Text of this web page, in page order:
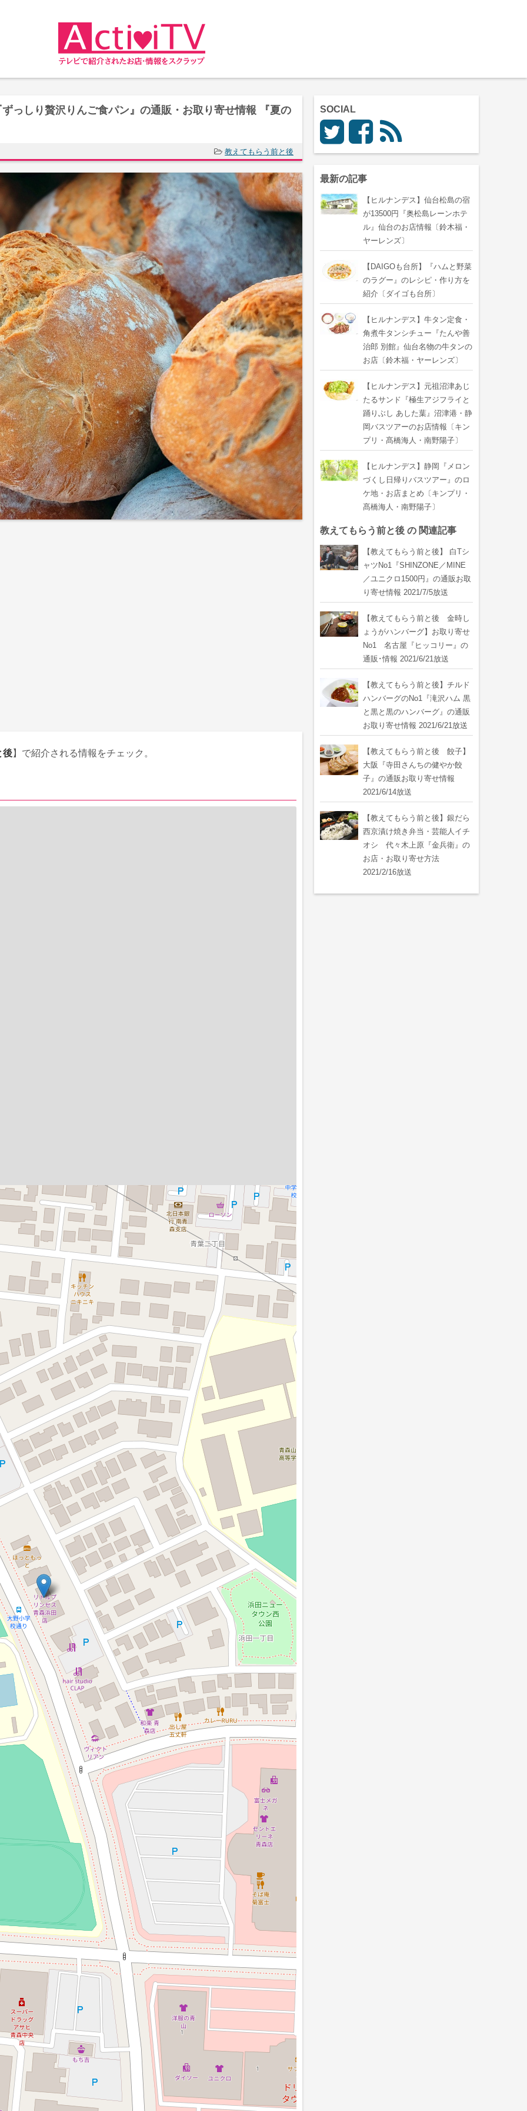
っしり贅沢りんご食パン』の通販・お取り寄せ情報 『夏の
教えてもらう前と後
後】で紹介される情報をチェック。
SOCIAL
最新の記事
【ヒルナンデス】仙台松島の宿
が13500円『奥松島レーンホテ
ル』仙台のお店情報〔鈴木福・
ヤーレンズ〕
【DAIGOも台所】『ハムと野菜
のラグー』のレシピ・作り方を
紹介〔ダイゴも台所〕
【ヒルナンデス】牛タン定食・
角煮牛タンシチュー『たんや善
治郎 別館』仙台名物の牛タンの
お店〔鈴木福・ヤーレンズ〕
【ヒルナンデス】元祖沼津あじ
たるサンド『極生アジフライと
踊りぶし あした葉』沼津港・静
岡バスツアーのお店情報〔キン
プリ・髙橋海人・南野陽子〕
【ヒルナンデス】静岡『メロン
づくし日帰りバスツアー』のロ
ケ地・お店まとめ〔キンプリ・
髙橋海人・南野陽子〕
教えてもらう前と後 の 関連記事
【教えてもらう前と後】 白Tシ
ャツNo1『SHINZONE／MINE
／ユニクロ1500円』の通販お取
り寄せ情報 2021/7/5放送
【教えてもらう前と後 金時し
ょうがハンバーグ】お取り寄せ
No1 名古屋『ヒッコリー』の
通販･情報 2021/6/21放送
【教えてもらう前と後】チルド
ハンバーグのNo1『滝沢ハム 黒
と黒と黒のハンバーグ』の通販
お取り寄せ情報 2021/6/21放送
【教えてもらう前と後 餃子】
大阪『寺田さんちの健やか餃
子』の通販お取り寄せ情報
2021/6/14放送
【教えてもらう前と後】銀だら
西京漬け焼き弁当・芸能人イチ
オシ 代々木上原『金兵衛』の
お店・お取り寄せ方法
2021/2/16放送